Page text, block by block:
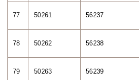
77 50261 56237
78 50262 56238
79 50263 56239